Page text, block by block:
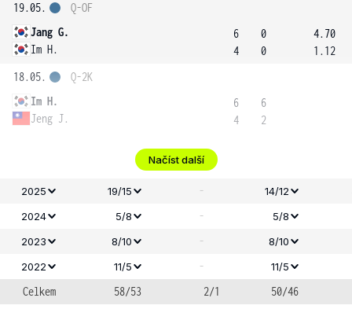
19.05.
Jang G.
Im H.
Q-OF
6
4
0
0
4.70
1.12
18.05.
Im H.
Jeng J.
Q-2K
6
4
6
2
Načíst další
2025 19/15 - 14/12
2024
5/8 -
5/8
2023
8/10 -
8/10
2022
11/5 - 11/5
Celkem 58/53 2/1 50/46